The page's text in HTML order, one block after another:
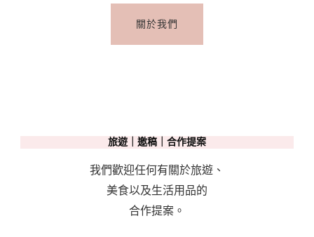
關於我們
旅遊｜邀稿｜合作提案
我們歡迎任何有關於旅遊、
美食以及生活用品的
合作提案。